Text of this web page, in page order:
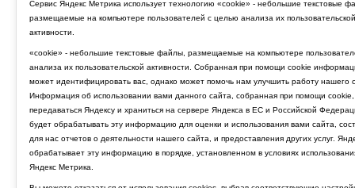
Сервис Яндекс Метрика использует технологию «cookie» - небольшие текстовые
размещаемые на компьютере пользователей с целью анализа их пользовательской
активности.
«cookie» - небольшие текстовые файлы, размещаемые на компьютере
анализа их пользовательской активности. Собранная при помощи cookie
может идентифицировать вас, однако может помочь нам улучшить работу нашего
Информация об использовании вами данного сайта, собранная при помощи cookie,
передаваться Яндексу и храниться на сервере Яндекса в ЕС и Российской
будет обрабатывать эту информацию для оценки и использования вами сайта,
для нас отчетов о деятельности нашего сайта, и предоставления других услуг.
обрабатывает эту информацию в порядке, установленном в условиях
Яндекс Метрика.